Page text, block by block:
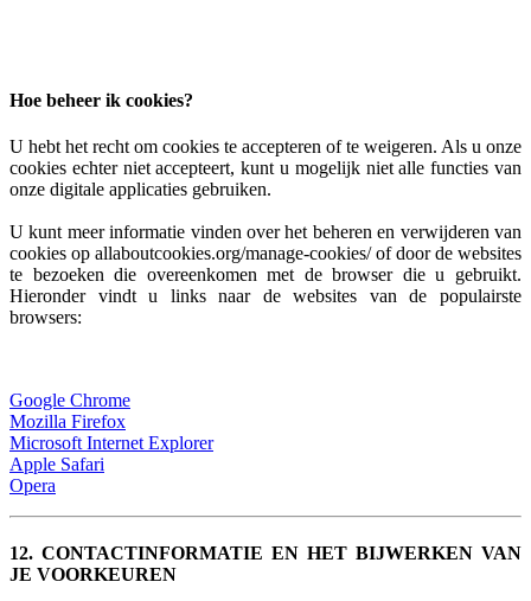
Hoe beheer ik cookies?
U hebt het recht om cookies te accepteren of te weigeren. Als u onze
cookies echter niet accepteert, kunt u mogelijk niet alle functies van
onze digitale applicaties gebruiken.
U kunt meer informatie vinden over het beheren en verwijderen van
cookies op allaboutcookies.org/manage-cookies/ of door de websites
te bezoeken die overeenkomen met de browser die u gebruikt.
Hieronder vindt u links naar de websites van de populairste
browsers:
Google Chrome
Mozilla Firefox
Microsoft Internet Explorer
Apple Safari
Opera
12. CONTACTINFORMATIE EN HET BIJWERKEN VAN
JE VOORKEUREN